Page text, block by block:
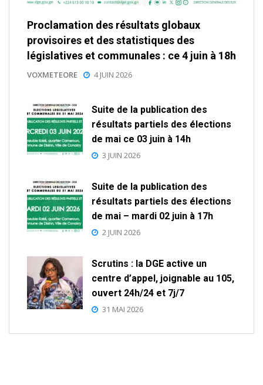
Proclamation des résultats globaux
provisoires et des statistiques des
législatives et communales : ce 4 juin à 18h
VOXMETEORE 4 JUIN 2026
Suite de la publication des
résultats partiels des élections
de mai ce 03 juin à 14h
3 JUIN 2026
Suite de la publication des
résultats partiels des élections
de mai – mardi 02 juin à 17h
2 JUIN 2026
Scrutins : la DGE active un
centre d’appel, joignable au 105,
ouvert 24h/24 et 7j/7
31 MAI 2026